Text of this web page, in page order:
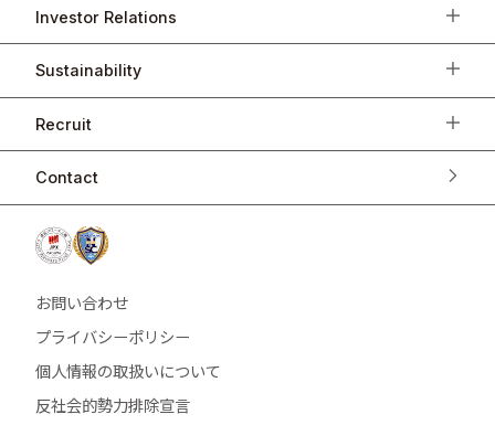
Investor Relations
Sustainability
Recruit
Contact
お問い合わせ
プライバシーポリシー
個人情報の取扱いについて
反社会的勢力排除宣言